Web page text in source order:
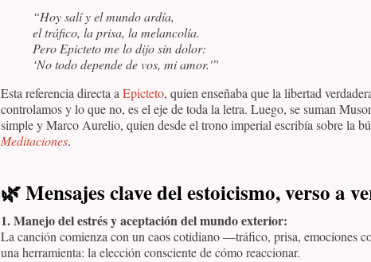
“Hoy salí y el mundo ardía,
el tráfico, la prisa, la melancolía.
Pero Epicteto me lo dijo sin dolor:
‘No todo depende de vos, mi amor.'”
Esta referencia directa a Epicteto, quien enseñaba que la libertad
controlamos y lo que no, es el eje de toda la letra. Luego, se suman
simple y Marco Aurelio, quien desde el trono imperial escribía sobre la
Meditaciones.
🌿Mensajes clave del estoicismo, verso a
1. Manejo del estrés y aceptación del mundo exterior:
La canción comienza con un caos cotidiano —tráfico, prisa, emociones
una herramienta: la elección consciente de cómo reaccionar.